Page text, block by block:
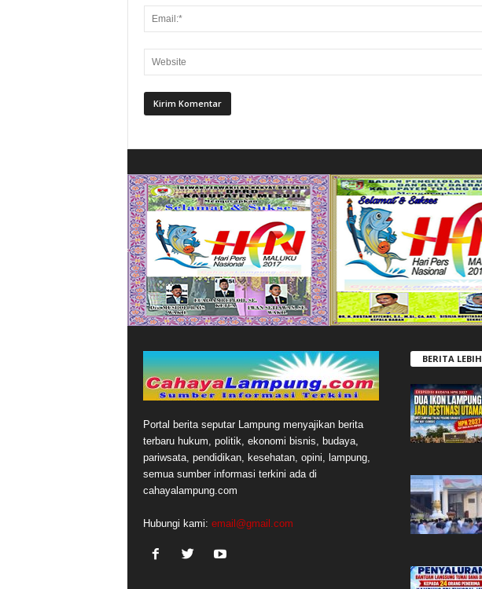
Portal berita seputar Lampung menyajikan berita
terbaru hukum, politik, ekonomi bisnis, budaya,
pariwsata, pendidikan, kesehatan, opini, lampung,
semua sumber informasi terkini ada di
cahayalampung.com
Hubungi kami: email@gmail.com
BERITA LEBIH